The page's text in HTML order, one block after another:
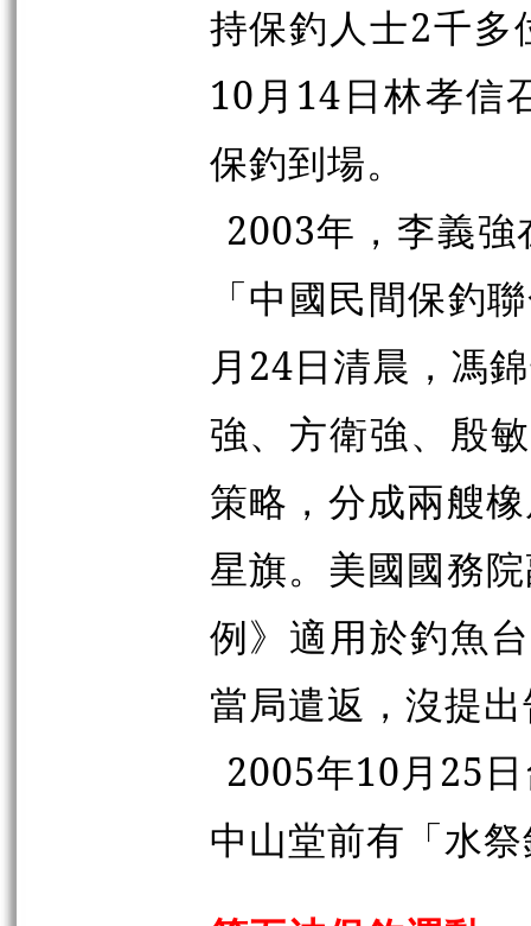
持保釣 人士2千
10月14日林孝信
保釣到場。
2003年，李義
「中國民間保釣
月24日清晨，馮
強、方衛強、殷
策略，分成兩艘
星旗。美國國務
例》適用於釣魚
當局遣返，沒提
2005年10月25
中山堂前有「水